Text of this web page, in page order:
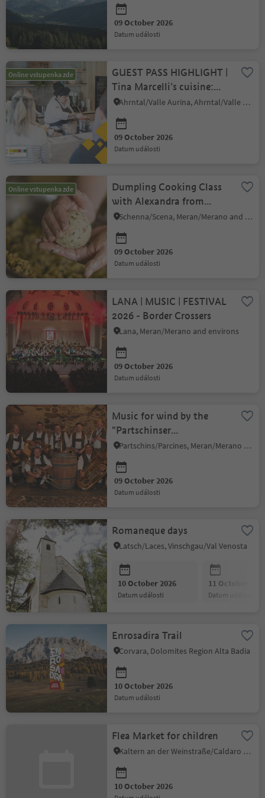
09 October 2026
datum události
Online vstupenka zde
GUEST PASS HIGHLIGHT |
Tina Marcelli’s cuisine:
dumplings,cabbage &
beets
Ahrntal/Valle Aurina, Ahrntal/Valle Aurina
09 October 2026
datum události
Online vstupenka zde
Dumpling Cooking Class
with Alexandra from
Lechnerhof farm
Schenna/Scena, Meran/Merano and environs
09 October 2026
datum události
LANA | MUSIC | FESTIVAL
2026 - Border Crossers
Lana, Meran/Merano and environs
09 October 2026
datum události
Music for wind by the
"Partschinser
Böhmischen" with heart
and momentum
Partschins/Parcines, Meran/Merano and environs
09 October 2026
datum události
Romaneque days
Latsch/Laces, Vinschgau/Val Venosta
10 October 2026
datum události
11 October
datum události
Enrosadira Trail
Corvara, Dolomites Region Alta Badia
10 October 2026
datum události
Flea Market for children
Kaltern an der Weinstraße/Caldaro sulla Strada del Vino, Alto Adige Wine Road
10 October 2026